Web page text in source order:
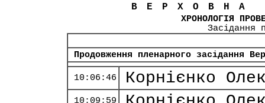
ХРОНОЛОГІЯ
Засідання
Продовження пленарного засідання
10:06:46 Корнієнко
10:09:59